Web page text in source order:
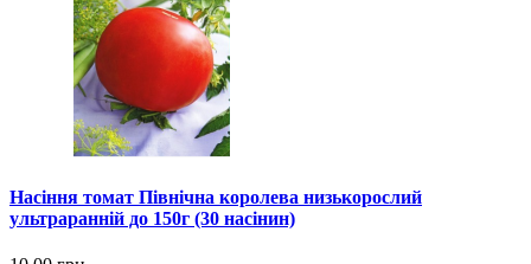
Насіння томат Північна королева низькорослий
ультраранній до 150г (30 насінин)